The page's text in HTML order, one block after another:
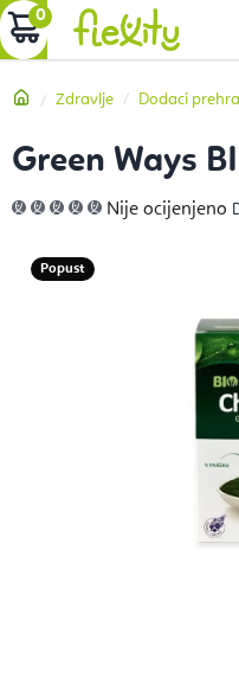
Preskoči
na
KOŠARICA
Početna
Zdravlje Dodaci
Green Ways
Prosječna
ocjena
Nije ocijenjeno
Popust